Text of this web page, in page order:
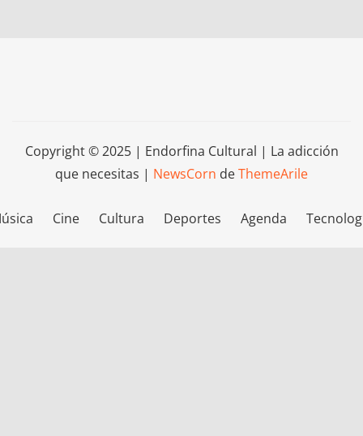
Copyright © 2025 | Endorfina Cultural | La adicción
que necesitas | NewsCorn deThemeArile
Cine Cultura Deportes Agenda